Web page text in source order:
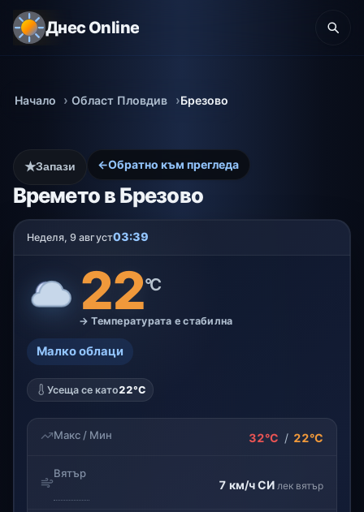
Днес Online
Начало Област Пловдив Брезово
←Обратно към прегледа
Времето в Брезово
★Запази
Неделя, 9 август03:39
22°C
→ Температурата е стабилна
Малко облаци
Усеща се като22°C
Макс / Мин 32°C / 22°C
Вятър
7 км/чСИ лек вятър